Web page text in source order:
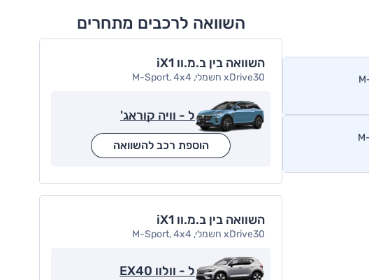
השוואה לרכבים מתחרים
השוואה בין ב.מ.וו iX1
xDrive30 חשמלי, M-Sport, 4x4
ל - וויה קוראג'
הוספת רכב להשוואה
השוואה בין ב.מ.וו iX1
xDrive30 חשמלי, M-Sport, 4x4
ל - וולוו EX40